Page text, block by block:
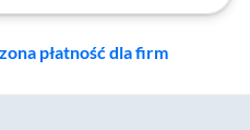
płatność dla firm